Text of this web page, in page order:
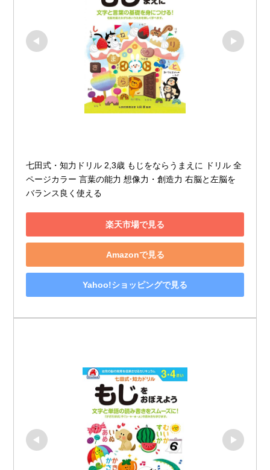
七田式・知力ドリル 2,3歳 もじをならうまえに ドリル 全
ページカラー 言葉の能力 想像力・創造力 右脳と左脳を
バランス良く使える
楽天市場で見る
Amazonで見る
Yahoo!ショッピングで見る